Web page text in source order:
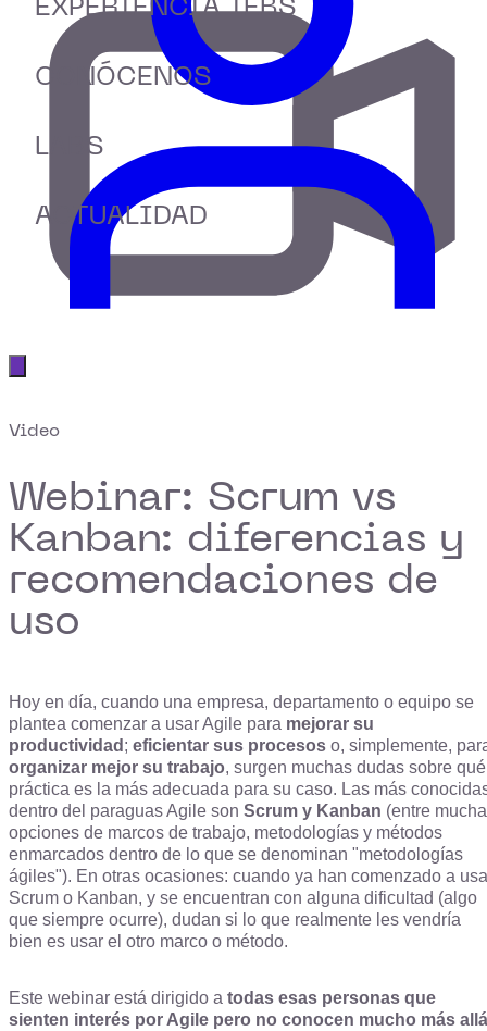
CONÓCENOS
LABS
ACTUALIDAD
Video
Webinar: Scrum vs
Kanban: diferencias y
recomendaciones de
uso
Hoy en día, cuando una empresa, departamento o equipo se
plantea comenzar a usar Agile para mejorar su
productividad ; eficientar sus procesos o, simplemente,
organizar mejor su trabajo, surgen muchas dudas sobre qué
práctica es la más adecuada para su caso. Las más
dentro del paraguas Agile son Scrum y Kanban (entre
opciones de marcos de trabajo, metodologías y métodos
enmarcados dentro de lo que se denominan "metodologías
ágiles"). En otras ocasiones: cuando ya han comenzado a
Scrum o Kanban, y se encuentran con alguna dificultad (algo
que siempre ocurre), dudan si lo que realmente les vendría
bien es usar el otro marco o método.
Este webinar está dirigido a todas esas personas que
sienten interés por Agile pero no conocen mucho más allá